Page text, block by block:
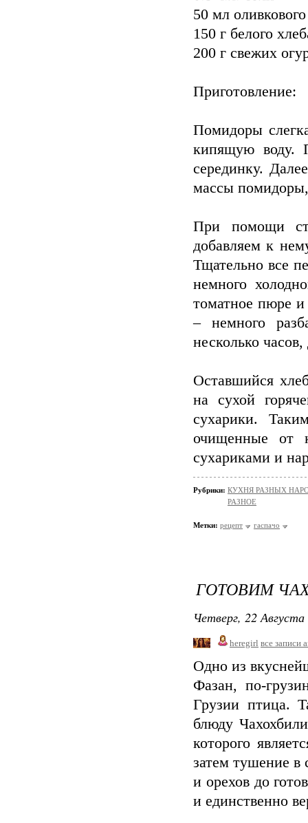
50 мл
150 г белого
200 г свежих
Приготовление:
Помидоры
кипящую воду.
серединку.
массы
При помощи
добавляем к
Тщательно все
немного
томатное пюре
– немного
несколько
Оставшийся
на сухой
сухарики.
очищенные от
сухариками и
Рубрики: КУХНЯ РАЗНЫХ
РАЗНОЕ
Метки: рецепт гаспачо
ГОТОВИМ
Четверг, 22
heregirl все записи
Одно из
Фазан, по-
Грузии птица.
блюду
которого
затем тушение в
и орехов до
и единственно